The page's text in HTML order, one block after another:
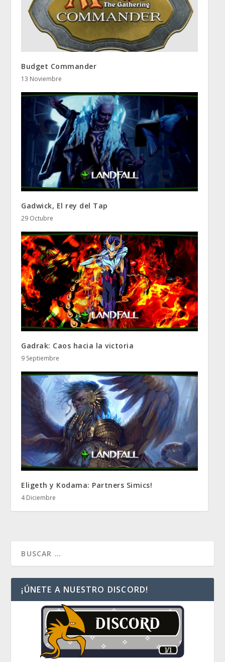
Budget Commander
13 Noviembre
Gadwick, El rey del Tap
29 Octubre
Gadrak: Caos hacia la victoria
9 Septiembre
Eligeth y Kodama: Partners Simics!
4 Diciembre
¡ÚNETE A NUESTRO DISCORD!